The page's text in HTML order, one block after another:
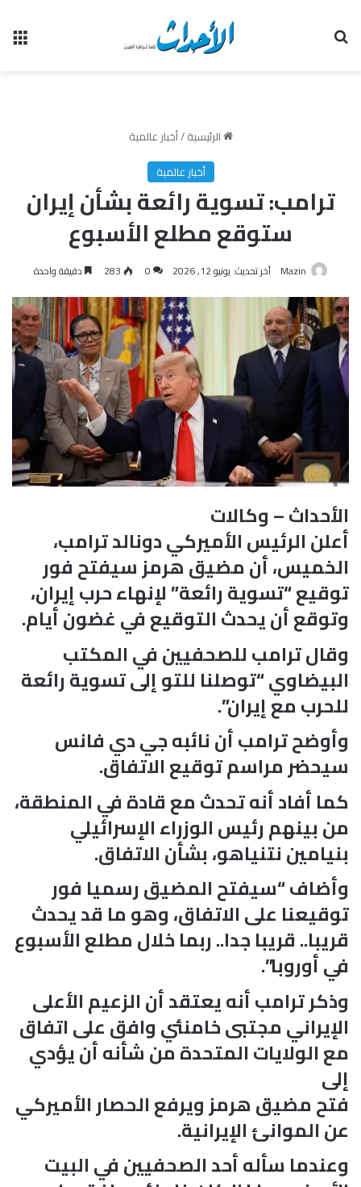
الرئيسية/أخبار عالمية
أخبار عالمية
ترامب: تسوية رائعة بشأن إيران
ستوقع مطلع الأسبوع
Mazin آخر تحديث: يونيو 12, 2026 0
283 دقيقة واحدة
الأحداث – وكالات
أعلن الرئيس الأميركي دونالد ترامب،
الخميس، أن مضيق هرمز سيفتح فور
توقيع “تسوية رائعة” لإنهاء حرب إيران،
وتوقع أن يحدث التوقيع في غضون أيام.
وقال ترامب للصحفيين في المكتب
البيضاوي “توصلنا للتو إلى تسوية رائعة
للحرب مع إيران”.
وأوضح ترامب أن نائبه جي دي فانس
سيحضر مراسم توقيع الاتفاق.
كما أفاد أنه تحدث مع قادة في المنطقة،
من بينهم رئيس الوزراء الإسرائيلي
بنيامين نتنياهو، بشأن الاتفاق.
وأضاف “سيفتح المضيق رسميا فور
توقيعنا على الاتفاق، وهو ما قد يحدث
قريبا.. قريبا جدا.. ربما خلال مطلع الأسبوع
في أوروبا”.
وذكر ترامب أنه يعتقد أن الزعيم الأعلى
الإيراني مجتبى خامنئي وافق على اتفاق
مع الولايات المتحدة من شأنه أن يؤدي
إلى
فتح مضيق هرمز ويرفع الحصار الأميركي
عن الموانئ الإيرانية.
وعندما سأله أحد الصحفيين في البيت